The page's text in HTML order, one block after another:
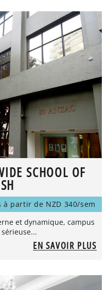
SCHOOL OF
à partir de NZD 340/sem
et dynamique, campus
EN SAVOIR PLUS